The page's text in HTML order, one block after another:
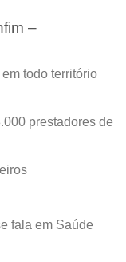
–
todo território
prestadores de
fala em Saúde